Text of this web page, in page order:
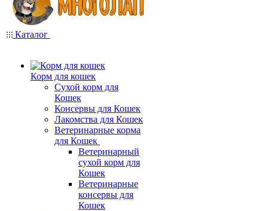
Каталог
Корм для кошек
Сухой корм для
Кошек
Консервы для Кошек
Лакомства для Кошек
Ветеринарные корма
для Кошек
Ветеринарный
сухой корм для
Кошек
Ветеринарные
консервы для
Кошек